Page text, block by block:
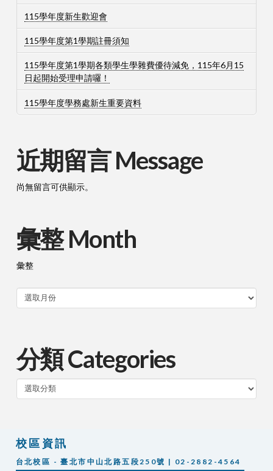
115學年度新生歡迎會
115學年度第1學期註冊須知
115學年度第1學期各類學生學雜費優待減免，115年6月15
日起開始受理申請囉！
115學年度學務處新生重要資料
近期留言 Message
尚無留言可供顯示。
彙整 Month
彙整
分類 Categories
類
校區資訊
台北校區 - 臺北市中山北路五段250號 | 02-2882-4564